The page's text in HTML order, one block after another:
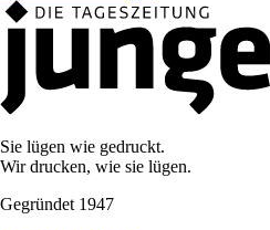
Sie lügen wie gedruckt.
Wir drucken, wie sie lügen.
Gegründet 1947